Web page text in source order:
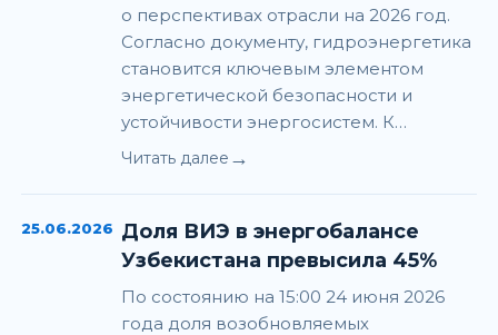
о перспективах отрасли на 2026 год.
Согласно документу, гидроэнергетика
становится ключевым элементом
энергетической безопасности и
устойчивости энергосистем. К…
Читать далее →
25.06.2026 Доля ВИЭ в энергобалансе
Узбекистана превысила 45%
По состоянию на 15:00 24 июня 2026
года доля возобновляемых